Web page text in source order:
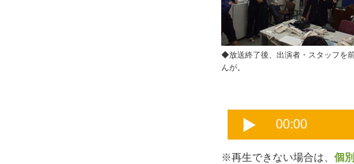
◆放送終了後、出演者・スタッフを
んが。
※再生できない場合は、 個